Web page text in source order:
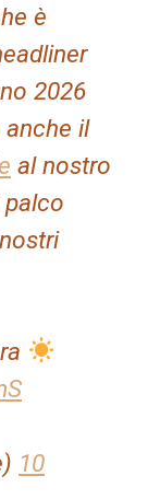
è
2026
il
al nostro
10